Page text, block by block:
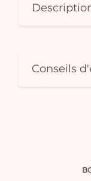
Conseils